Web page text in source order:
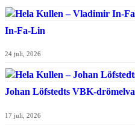
In-Fa-Lin
24 juli, 2026
Johan Löfstedts VBK-drömelva
17 juli, 2026